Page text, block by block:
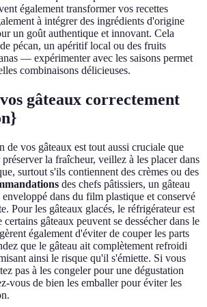
également transformer vos recettes
à intégrer des ingrédients d'origine
un goût authentique et innovant. Cela
pécan, un apéritif local ou des fruits
— expérimenter avec les saisons permet
combinaisons délicieuses.
gâteaux correctement
de vos gâteaux est tout aussi cruciale que
la fraîcheur, veillez à les placer dans
surtout s'ils contiennent des crèmes ou des
des chefs pâtissiers, un gâteau
enveloppé dans du film plastique et conservé
Pour les gâteaux glacés, le réfrigérateur est
certains gâteaux peuvent se dessécher dans le
également d'éviter de couper les parts
que le gâteau ait complètement refroidi
ainsi le risque qu'il s'émiette. Si vous
pas à les congeler pour une dégustation
vous de bien les emballer pour éviter les